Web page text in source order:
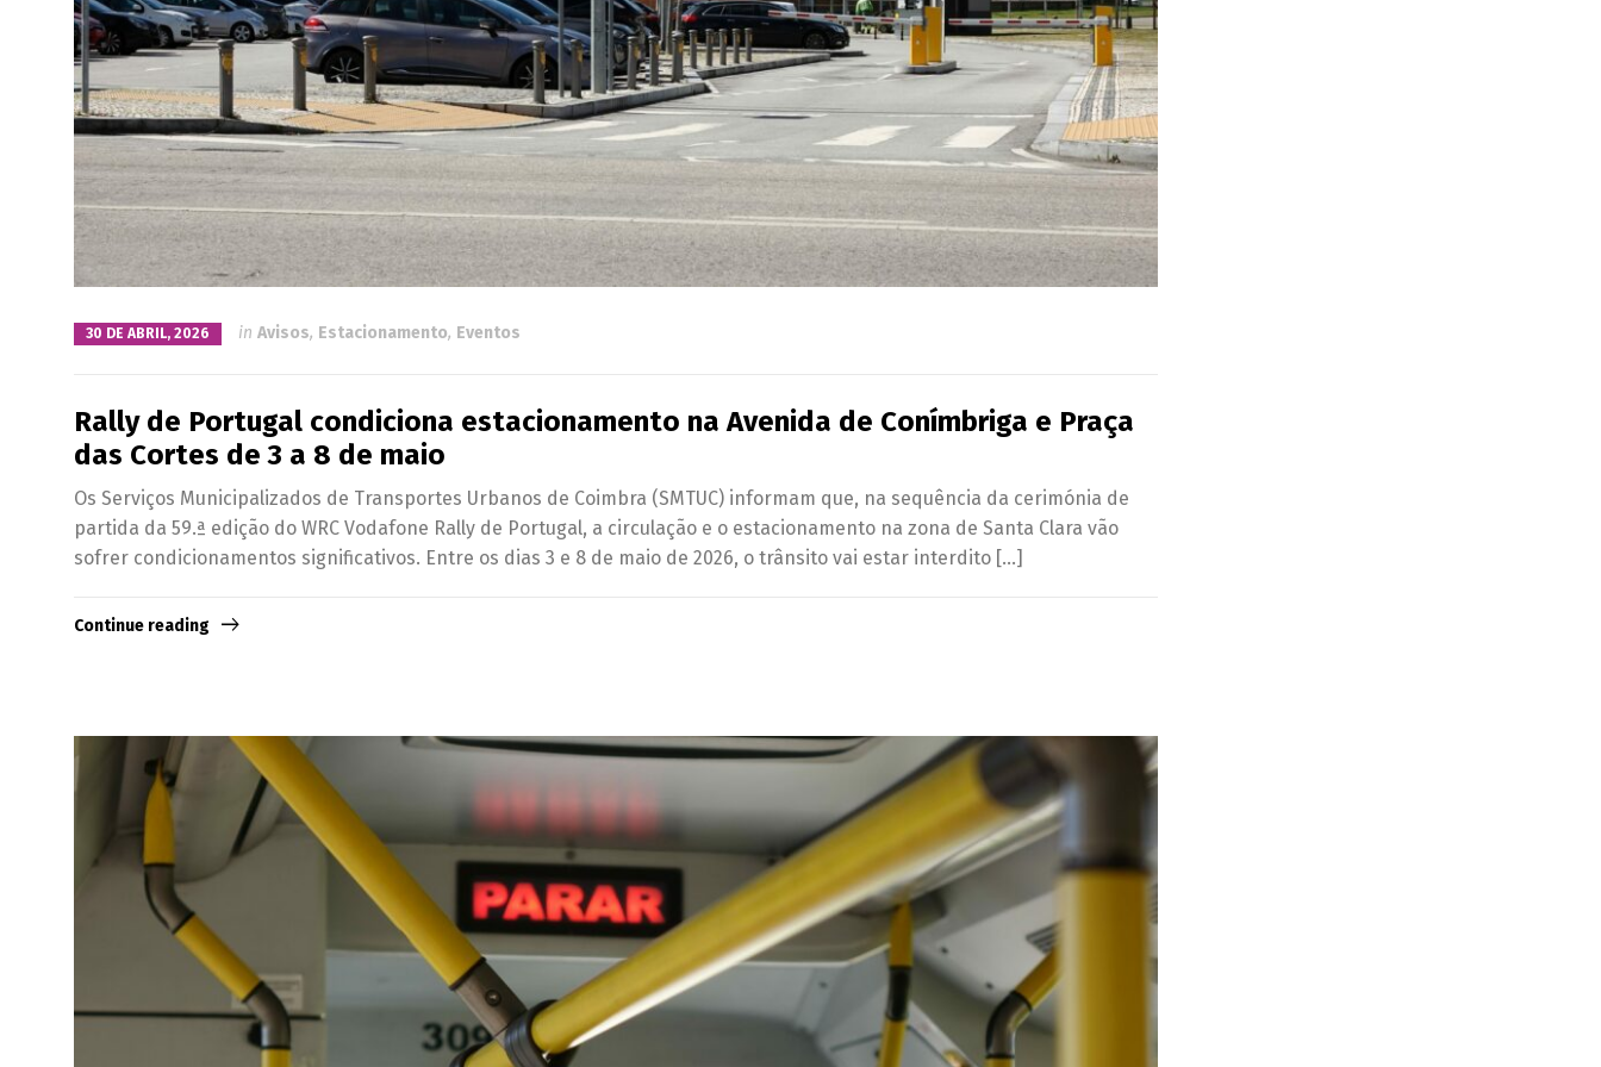
30 DE ABRIL, 2026 in Avisos, Estacionamento, Eventos
Rally de Portugal condiciona estacionamento na Avenida de Conímbriga e Praça
das Cortes de 3 a 8 de maio
Os Serviços Municipalizados de Transportes Urbanos de Coimbra (SMTUC) informam que, na sequência da cerimónia de
partida da 59.ª edição do WRC Vodafone Rally de Portugal, a circulação e o estacionamento na zona de Santa Clara vão
sofrer condicionamentos significativos. Entre os dias 3 e 8 de maio de 2026, o trânsito vai estar interdito […]
Continue reading